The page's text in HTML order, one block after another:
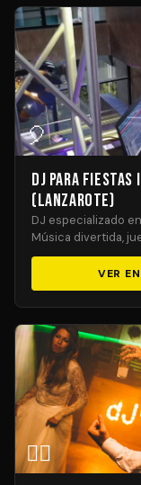
🎈
DJ para
(Lanzarote)
DJ especializado
Música divertida,
VER
🏳️‍🌈